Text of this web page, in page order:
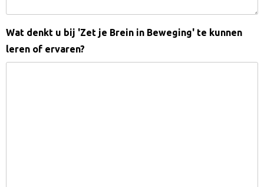
Wat denkt u bij 'Zet je Brein in Beweging' te kunnen
leren of ervaren?